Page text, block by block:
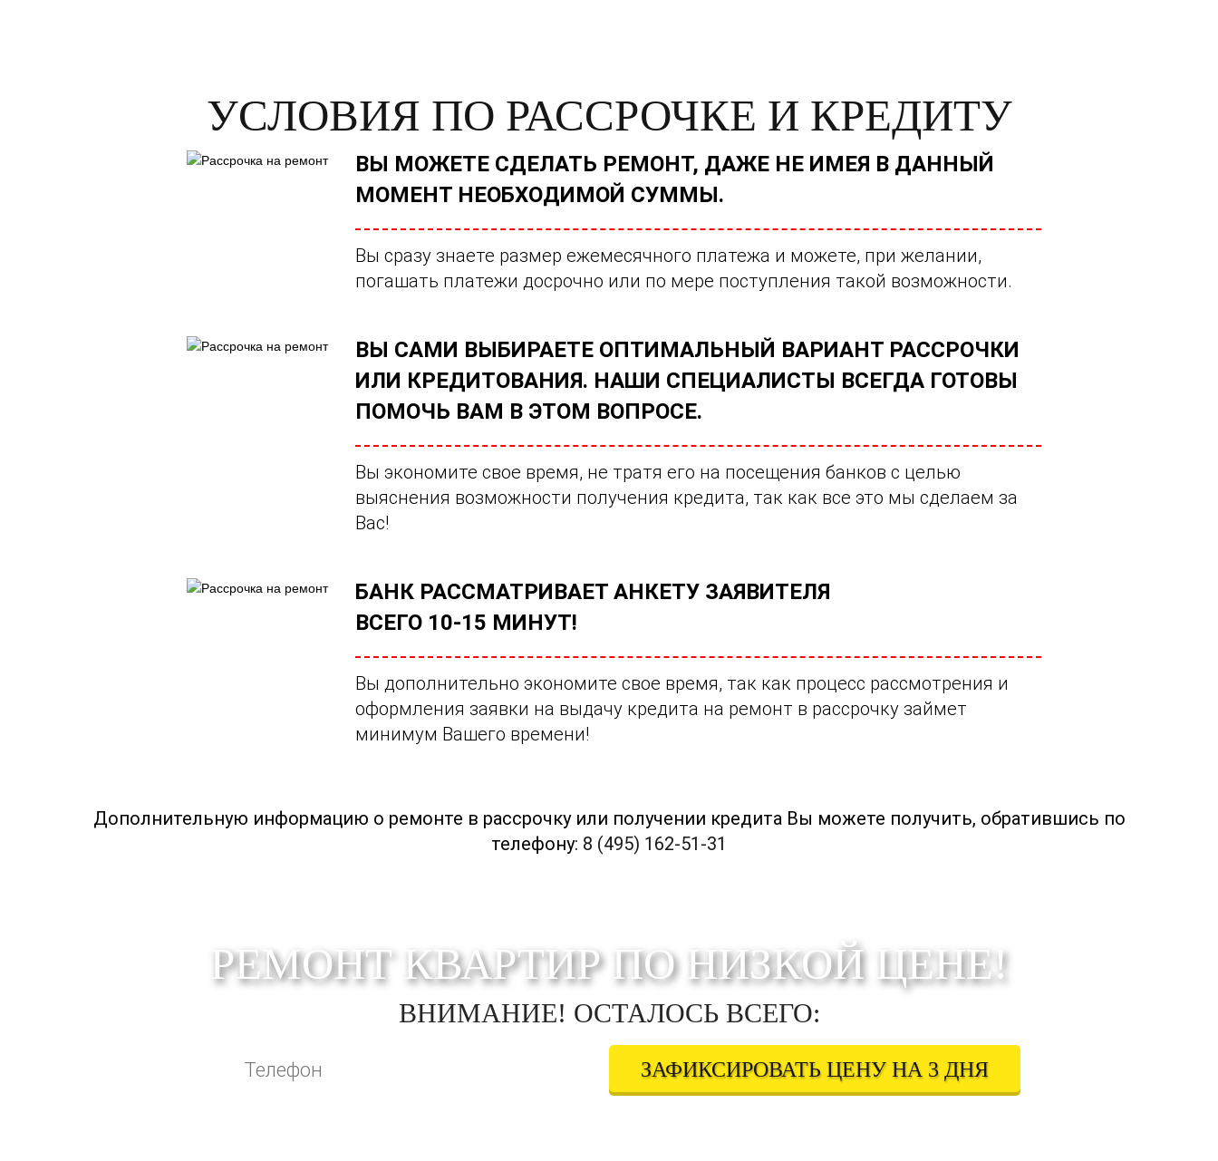
УСЛОВИЯ ПО РАССРОЧКЕ И КРЕДИТУ
ВЫ МОЖЕТЕ СДЕЛАТЬ РЕМОНТ, ДАЖЕ НЕ ИМЕЯ В ДАННЫЙ
МОМЕНТ НЕОБХОДИМОЙ СУММЫ.
Вы сразу знаете размер ежемесячного платежа и можете, при желании,
погашать платежи досрочно или по мере поступления такой возможности.
ВЫ САМИ ВЫБИРАЕТЕ ОПТИМАЛЬНЫЙ ВАРИАНТ РАССРОЧКИ
ИЛИ КРЕДИТОВАНИЯ. НАШИ СПЕЦИАЛИСТЫ ВСЕГДА ГОТОВЫ
ПОМОЧЬ ВАМ В ЭТОМ ВОПРОСЕ.
Вы экономите свое время, не тратя его на посещения банков с целью
выяснения возможности получения кредита, так как все это мы сделаем за
Вас!
БАНК РАССМАТРИВАЕТ АНКЕТУ ЗАЯВИТЕЛЯ
ВСЕГО 10-15 МИНУТ!
Вы дополнительно экономите свое время, так как процесс рассмотрения и
оформления заявки на выдачу кредита на ремонт в рассрочку займет
минимум Вашего времени!
Дополнительную информацию о ремонте в рассрочку или получении кредита Вы можете получить, обратившись по
телефону: 8 (495) 162-51-31
РЕМОНТ КВАРТИР ПО НИЗКОЙ ЦЕНЕ!
ВНИМАНИЕ! ОСТАЛОСЬ ВСЕГО:
ЗАФИКСИРОВАТЬ ЦЕНУ НА 3 ДНЯ